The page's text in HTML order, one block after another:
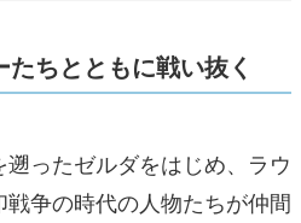
ちとともに戦い抜く
ったゼルダをはじめ、ラウ
争の時代の人物たちが仲間